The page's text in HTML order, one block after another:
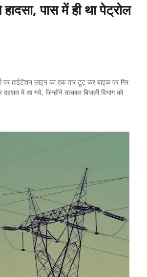
पास में ही था पेट्रोल
पर हाईटेंशन लाइन का एक तार टूट कर बाइक पर गिर
में आ गये, जिन्होंने तत्काल बिजली विभाग को